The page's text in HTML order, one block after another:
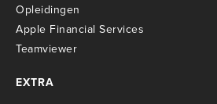
Opleidingen
Apple Financial Services
Teamviewer
EXTRA